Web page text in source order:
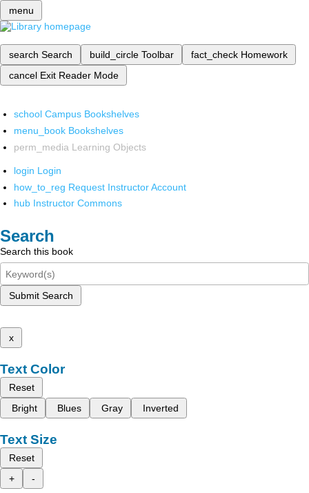
menu
search Search build_circle Toolbar fact_check Homework
cancel Exit Reader Mode
school Campus Bookshelves
menu_book Bookshelves
perm_media Learning Objects
login Login
how_to_reg Request Instructor Account
hub Instructor Commons
Search
Search this book
Submit Search
x
Text Color
Reset
Bright
Blues Gray Inverted
Text Size
Reset
+
-